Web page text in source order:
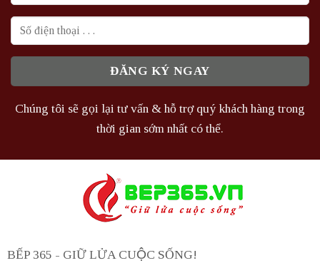
Chúng tôi sẽ gọi lại tư vấn & hỗ trợ quý khách hàng trong
thời gian sớm nhất có thể.
BẾP 365 - GIỮ LỬA CUỘC SỐNG!